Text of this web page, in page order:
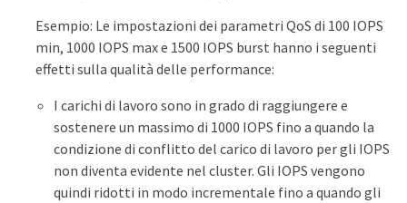
Esempio: Le impostazioni dei parametri QoS di 100 IOPS
min, 1000 IOPS max e 1500 IOPS burst hanno i seguenti
effetti sulla qualità delle performance:
I carichi di lavoro sono in grado di raggiungere e
sostenere un massimo di 1000 IOPS fino a quando la
condizione di conflitto del carico di lavoro per gli IOPS
non diventa evidente nel cluster. Gli IOPS vengono
quindi ridotti in modo incrementale fino a quando gli